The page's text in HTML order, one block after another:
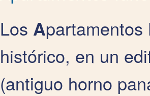
Los Apartamentos
histórico, en un
(antiguo horno